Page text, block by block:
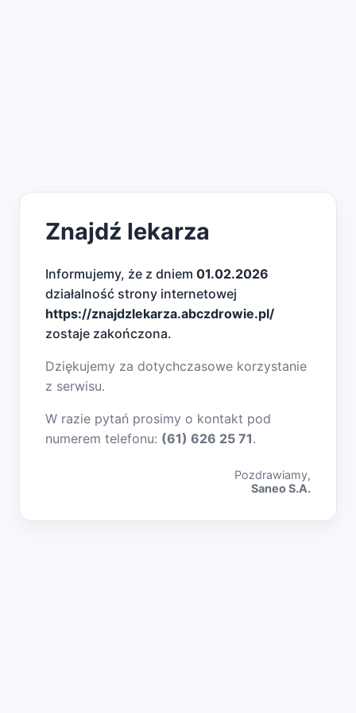
Znajdź lekarza
Informujemy, że z dniem 01.02.2026
działalność strony internetowej
https://znajdzlekarza.abczdrowie.pl/
zostaje zakończona.
Dziękujemy za dotychczasowe korzystanie
z serwisu.
W razie pytań prosimy o kontakt pod
numerem telefonu: (61) 626 25 71.
Pozdrawiamy,
Saneo S.A.